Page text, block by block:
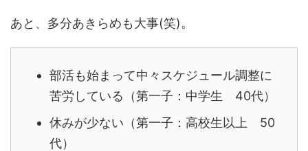
あと、多分あきらめも大事(笑)。
部活も始まって中々スケジュール調整に
苦労している（第一子：中学生 40代）
休みが少ない（第一子：高校生以上 50
代）